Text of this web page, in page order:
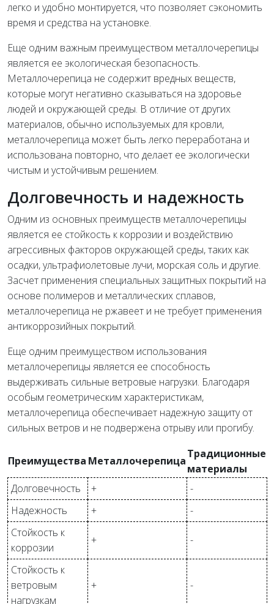
легко и удобно монтируется, что позволяет сэкономить
время и средства на установке.
Еще одним важным преимуществом металлочерепицы
является ее экологическая безопасность.
Металлочерепица не содержит вредных веществ,
которые могут негативно сказываться на здоровье
людей и окружающей среды. В отличие от других
материалов, обычно используемых для кровли,
металлочерепица может быть легко переработана и
использована повторно, что делает ее экологически
чистым и устойчивым решением.
Долговечность и надежность
Одним из основных преимуществ металлочерепицы
является ее стойкость к коррозии и воздействию
агрессивных факторов окружающей среды, таких как
осадки, ультрафиолетовые лучи, морская соль и другие.
Засчет применения специальных защитных покрытий на
основе полимеров и металлических сплавов,
металлочерепица не ржавеет и не требует применения
антикоррозийных покрытий.
Еще одним преимуществом использования
металлочерепицы является ее способность
выдерживать сильные ветровые нагрузки. Благодаря
особым геометрическим характеристикам,
металлочерепица обеспечивает надежную защиту от
сильных ветров и не подвержена отрыву или прогибу.
Преимущества Металлочерепица
Традиционные
материалы
Долговечность
+
-
Надежность
+
-
Стойкость к
коррозии
+ -
Стойкость к
ветровым
нагрузкам
+ -